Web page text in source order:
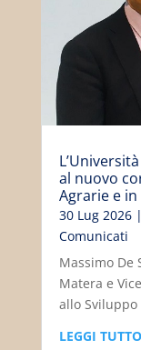
al nuovo
Agrarie e
30 Lug 2026|
Comunicati
Massimo De
Matera e
allo
LEGGI TUTTO